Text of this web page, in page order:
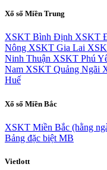
Xổ số Miền Trung
XSKT Bình Định XSKT
Nông XSKT Gia Lai
Ninh Thuận XSKT Phú
Nam XSKT Quảng Ngãi
Huế
Xổ số Miền Bắc
XSKT Miền Bắc (hằng
Bảng đặc biệt MB
Vietlott